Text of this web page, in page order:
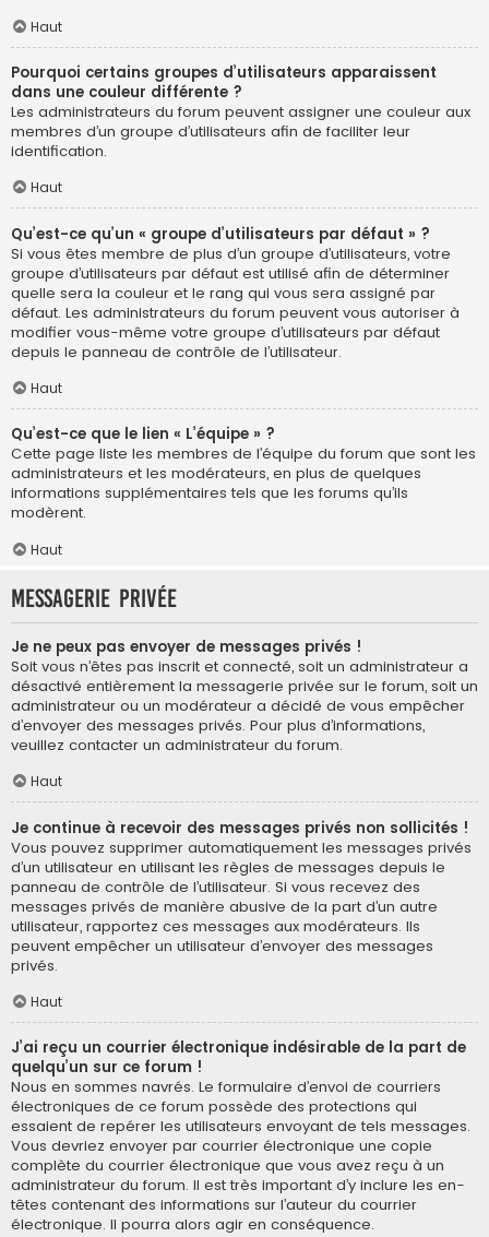
Haut
Pourquoi certains groupes d’utilisateurs apparaissent
dans une couleur différente ?
Les administrateurs du forum peuvent assigner une couleur aux
membres d’un groupe d’utilisateurs afin de faciliter leur
identification.
Haut
Qu’est-ce qu’un « groupe d’utilisateurs par défaut » ?
Si vous êtes membre de plus d’un groupe d’utilisateurs, votre
groupe d’utilisateurs par défaut est utilisé afin de déterminer
quelle sera la couleur et le rang qui vous sera assigné par
défaut. Les administrateurs du forum peuvent vous autoriser à
modifier vous-même votre groupe d’utilisateurs par défaut
depuis le panneau de contrôle de l’utilisateur.
Haut
Qu’est-ce que le lien « L’équipe » ?
Cette page liste les membres de l’équipe du forum que sont les
administrateurs et les modérateurs, en plus de quelques
informations supplémentaires tels que les forums qu’ils
modèrent.
Haut
Messagerie privée
Je ne peux pas envoyer de messages privés !
Soit vous n’êtes pas inscrit et connecté, soit un administrateur a
désactivé entièrement la messagerie privée sur le forum, soit un
administrateur ou un modérateur a décidé de vous empêcher
d’envoyer des messages privés. Pour plus d’informations,
veuillez contacter un administrateur du forum.
Haut
Je continue à recevoir des messages privés non sollicités !
Vous pouvez supprimer automatiquement les messages privés
d’un utilisateur en utilisant les règles de messages depuis le
panneau de contrôle de l’utilisateur. Si vous recevez des
messages privés de manière abusive de la part d’un autre
utilisateur, rapportez ces messages aux modérateurs. Ils
peuvent empêcher un utilisateur d’envoyer des messages
privés.
Haut
J’ai reçu un courrier électronique indésirable de la part de
quelqu’un sur ce forum !
Nous en sommes navrés. Le formulaire d’envoi de courriers
électroniques de ce forum possède des protections qui
essaient de repérer les utilisateurs envoyant de tels messages.
Vous devriez envoyer par courrier électronique une copie
complète du courrier électronique que vous avez reçu à un
administrateur du forum. Il est très important d’y inclure les en-
têtes contenant des informations sur l’auteur du courrier
électronique. Il pourra alors agir en conséquence.